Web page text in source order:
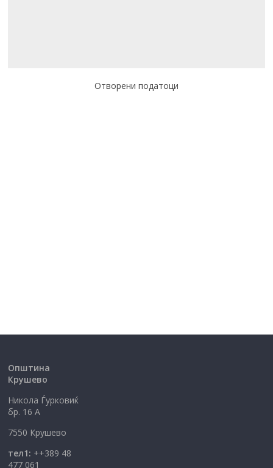
Отворени податоци
Општина
Крушево
Никола Ѓурковиќ
бр. 16 А
7550 Крушево
тел1: ++389 48
477 061